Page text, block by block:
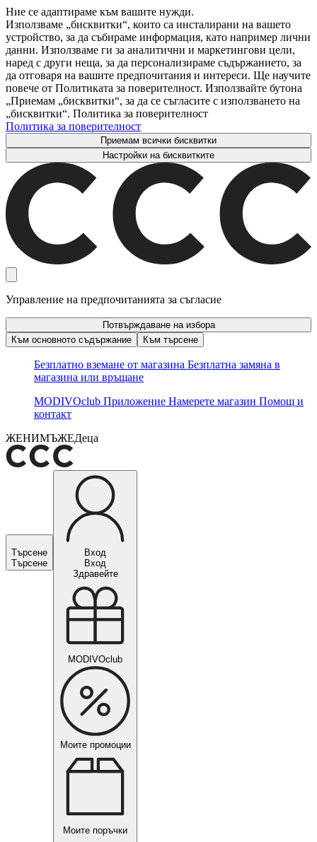
Ние се адаптираме към вашите нужди.
Използваме „бисквитки“, които са инсталирани на вашето
устройство, за да събираме информация, като например лични
данни. Използваме ги за аналитични и маркетингови цели,
наред с други неща, за да персонализираме съдържанието, за
да отговаря на вашите предпочитания и интереси. Ще научите
повече от Политиката за поверителност. Използвайте бутона
„Приемам „бисквитки“, за да се съгласите с използването на
„бисквитки“. Политика за поверителност
Политика за поверителност
Приемам всички бисквитки
Настройки на бисквитките
Управление на предпочитанията за съгласие
Потвърждаване на избора
Към основното съдържание
Към търсене
Безплатно вземане от магазина Безплатна замяна в
магазина или връщане
MODIVOclub Приложение Намерете магазин Помощ и
контакт
ЖЕНИМЪЖЕДеца
Търсене
Търсене
Вход
Вход
Здравейте
MODIVOclub
Моите промоции
Моите поръчки